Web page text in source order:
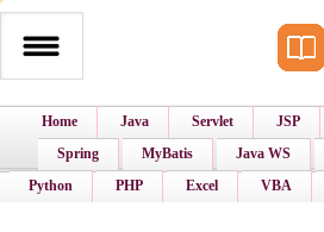
Home Java Servlet JSP
Spring
MyBatis Java WS
Python
PHP Excel VBA